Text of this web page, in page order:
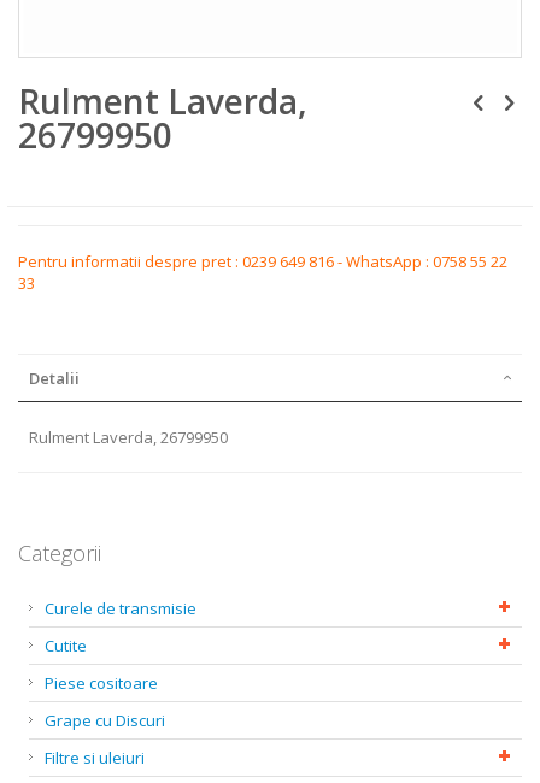
to
the
beginning
Rulment Laverda,
26799950
Pentru informatii despre pret : 0239 649 816 - WhatsApp : 0758 55 22
33
Detalii
Rulment Laverda, 26799950
Categorii
Curele de transmisie
Cutite
Piese cositoare
Grape cu Discuri
Filtre si uleiuri